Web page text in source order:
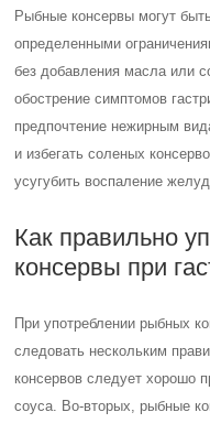
Рыбные консервы могут
определенными
без добавления масла или
обострение симптомов
предпочтение нежирным
и избегать соленых
усугубить воспаление
Как правильно
консервы при
При употреблении рыбных
следовать нескольким
консервов следует хорошо
соуса. Во-вторых, рыбные